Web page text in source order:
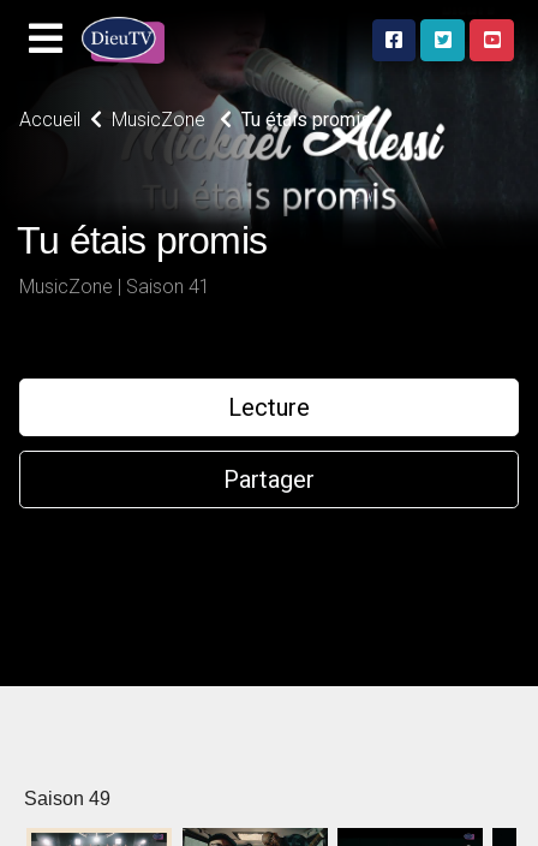
Accueil MusicZone Tu étais promis
Tu étais promis
MusicZone | Saison 41
Lecture
Partager
Saison 49